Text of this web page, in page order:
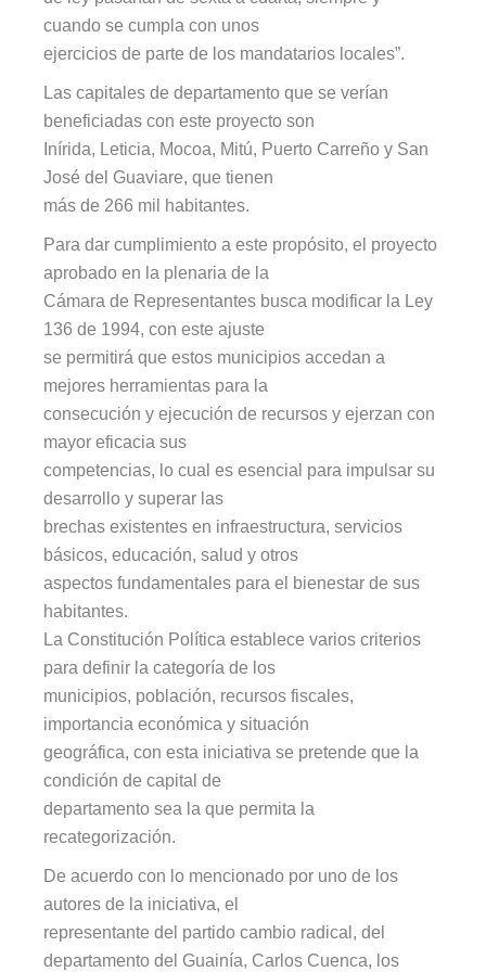
cuando se cumpla con unos
ejercicios de parte de los mandatarios locales”.
Las capitales de departamento que se verían
beneficiadas con este proyecto son
Inírida, Leticia, Mocoa, Mitú, Puerto Carreño y San
José del Guaviare, que tienen
más de 266 mil habitantes.
Para dar cumplimiento a este propósito, el proyecto
aprobado en la plenaria de la
Cámara de Representantes busca modificar la Ley
136 de 1994, con este ajuste
se permitirá que estos municipios accedan a
mejores herramientas para la
consecución y ejecución de recursos y ejerzan con
mayor eficacia sus
competencias, lo cual es esencial para impulsar su
desarrollo y superar las
brechas existentes en infraestructura, servicios
básicos, educación, salud y otros
aspectos fundamentales para el bienestar de sus
habitantes.
La Constitución Política establece varios criterios
para definir la categoría de los
municipios, población, recursos fiscales,
importancia económica y situación
geográfica, con esta iniciativa se pretende que la
condición de capital de
departamento sea la que permita la
recategorización.
De acuerdo con lo mencionado por uno de los
autores de la iniciativa, el
representante del partido cambio radical, del
departamento del Guainía, Carlos Cuenca, los